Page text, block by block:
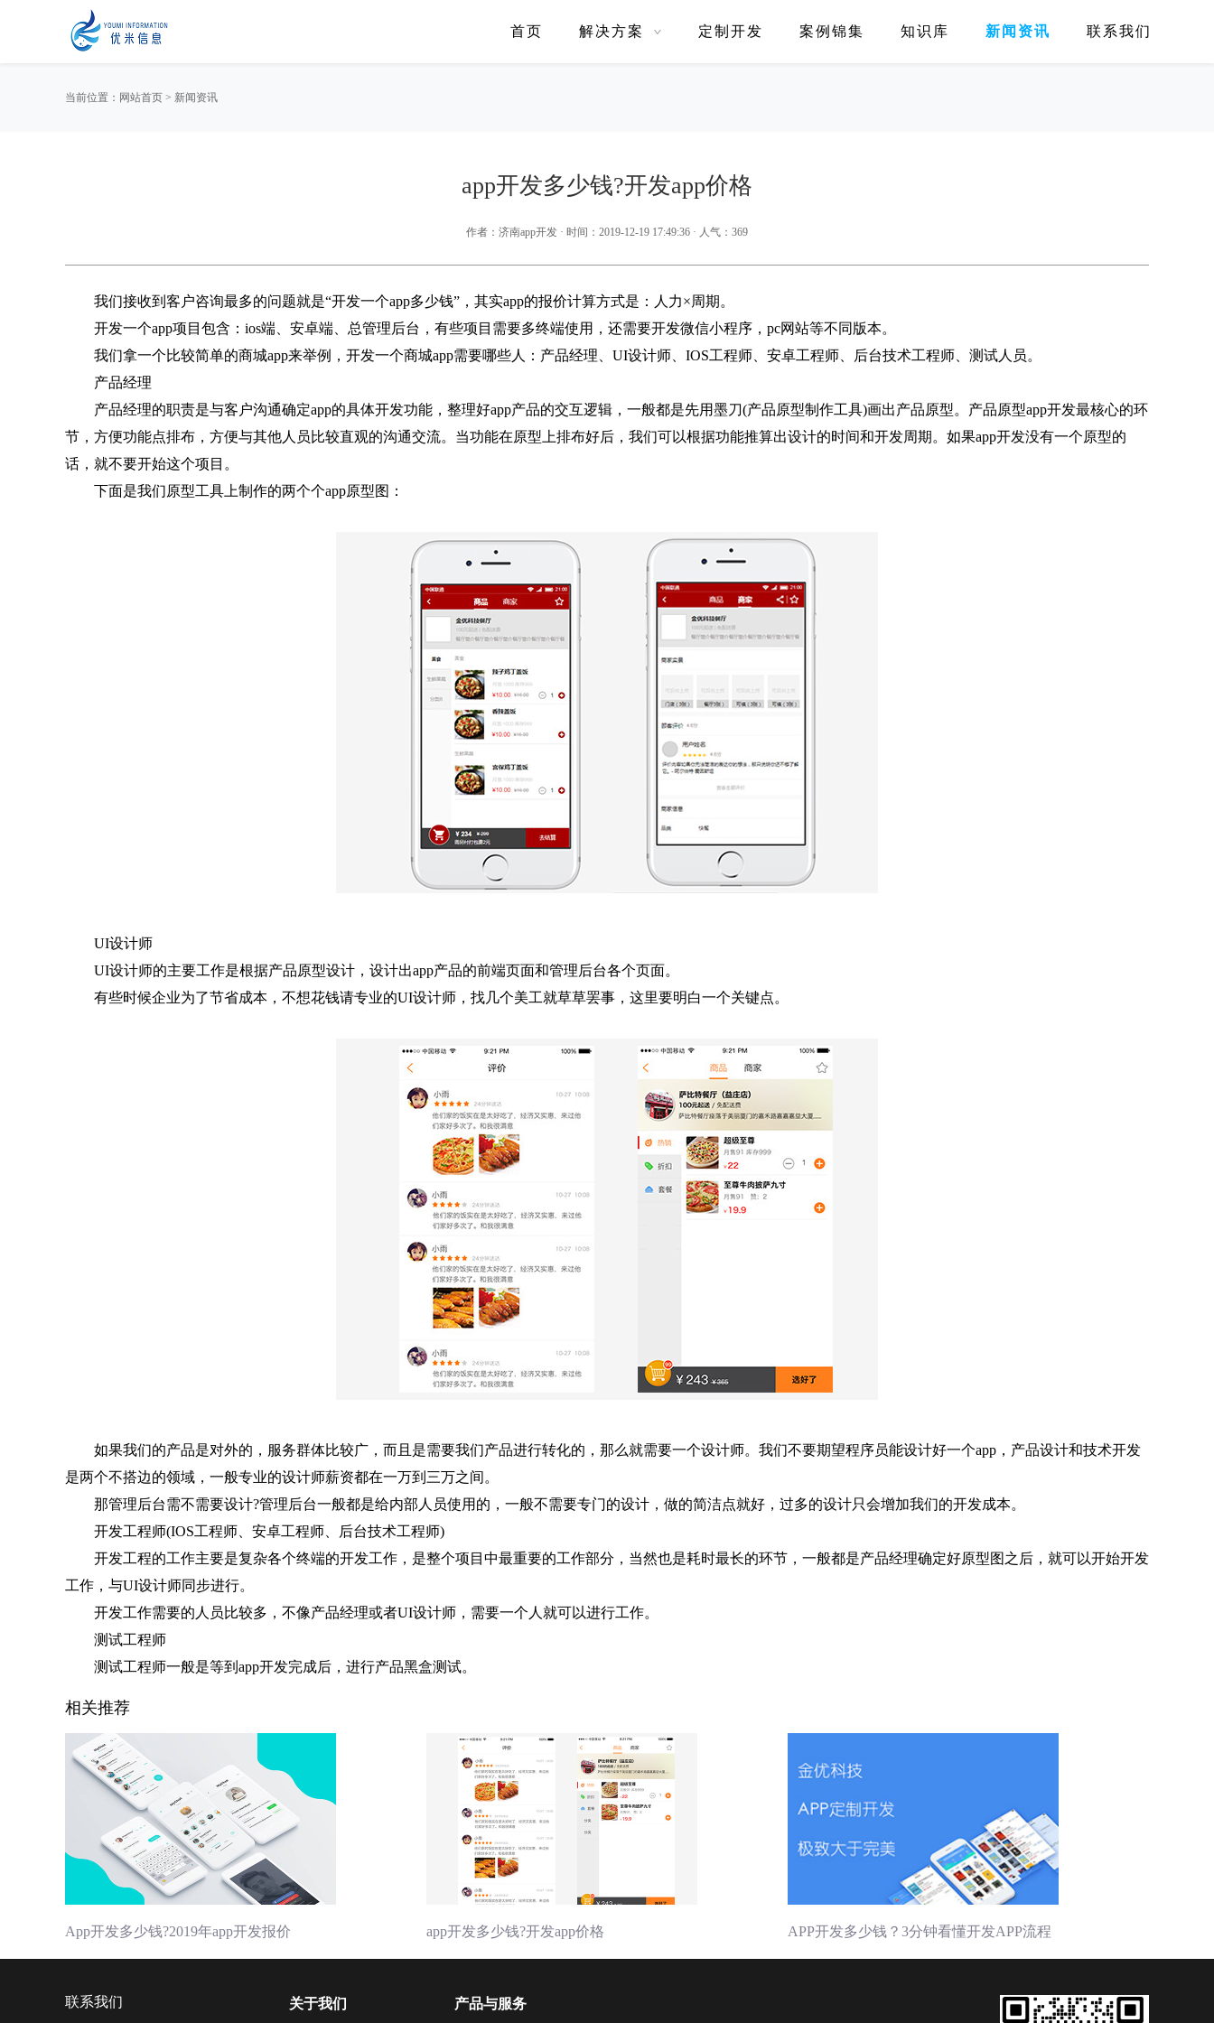
首页 解决方案 定制开发 案例锦集 知识库 新闻资讯 联系我们
当前位置： 网站首页 > 新闻资讯
app开发多少钱?开发app价格
作者：济南app开发 · 时间：2019-12-19 17:49:36 · 人气： 369
我们接收到客户咨询最多的问题就是“开发一个app多少钱”，其实app的报价计算方式是：人力×周期。
开发一个app项目包含：ios端、安卓端、总管理后台，有些项目需要多终端使用，还需要开发微信小程序，pc网站等不同版本。
我们拿一个比较简单的商城app来举例，开发一个商城app需要哪些人：产品经理、UI设计师、IOS工程师、安卓工程师、后台技术工程师、测试人员。
产品经理
产品经理的职责是与客户沟通确定app的具体开发功能，整理好app产品的交互逻辑，一般都是先用墨刀(产品原型制作工具)画出产品原型。产品原型app开发最核心的环
节，方便功能点排布，方便与其他人员比较直观的沟通交流。当功能在原型上排布好后，我们可以根据功能推算出设计的时间和开发周期。如果app开发没有一个原型的
话，就不要开始这个项目。
下面是我们原型工具上制作的两个个app原型图：
UI设计师
UI设计师的主要工作是根据产品原型设计，设计出app产品的前端页面和管理后台各个页面。
有些时候企业为了节省成本，不想花钱请专业的UI设计师，找几个美工就草草罢事，这里要明白一个关键点。
如果我们的产品是对外的，服务群体比较广，而且是需要我们产品进行转化的，那么就需要一个设计师。我们不要期望程序员能设计好一个app，产品设计和技术开发
是两个不搭边的领域，一般专业的设计师薪资都在一万到三万之间。
那管理后台需不需要设计?管理后台一般都是给内部人员使用的，一般不需要专门的设计，做的简洁点就好，过多的设计只会增加我们的开发成本。
开发工程师(IOS工程师、安卓工程师、后台技术工程师)
开发工程的工作主要是复杂各个终端的开发工作，是整个项目中最重要的工作部分，当然也是耗时最长的环节，一般都是产品经理确定好原型图之后，就可以开始开发
工作，与UI设计师同步进行。
开发工作需要的人员比较多，不像产品经理或者UI设计师，需要一个人就可以进行工作。
测试工程师
测试工程师一般是等到app开发完成后，进行产品黑盒测试。
相关推荐
App开发多少钱?2019年app开发报价 app开发多少钱?开发app价格 APP开发多少钱？3分钟看懂开发APP流程
联系我们 关于我们 产品与服务